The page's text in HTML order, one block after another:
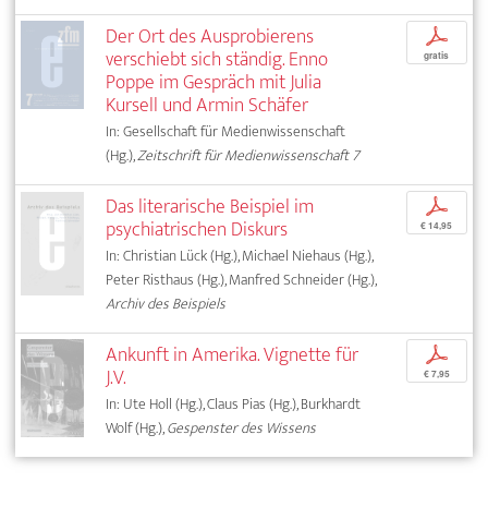
Der Ort des Ausprobierens
verschiebt sich ständig. Enno
Poppe im Gespräch mit Julia
Kursell und Armin Schäfer
In: Gesellschaft für Medienwissenschaft
(Hg.),Zeitschrift für Medienwissenschaft 7
p
gratis
Das literarische Beispiel im
psychiatrischen Diskurs
In: Christian Lück (Hg.), Michael Niehaus (Hg.),
Peter Risthaus (Hg.), Manfred Schneider (Hg.),
Archiv des Beispiels
p
€ 14,95
Ankunft in Amerika. Vignette für
J.V.
In: Ute Holl (Hg.), Claus Pias (Hg.), Burkhardt
Wolf (Hg.),Gespenster des Wissens
p
€ 7,95